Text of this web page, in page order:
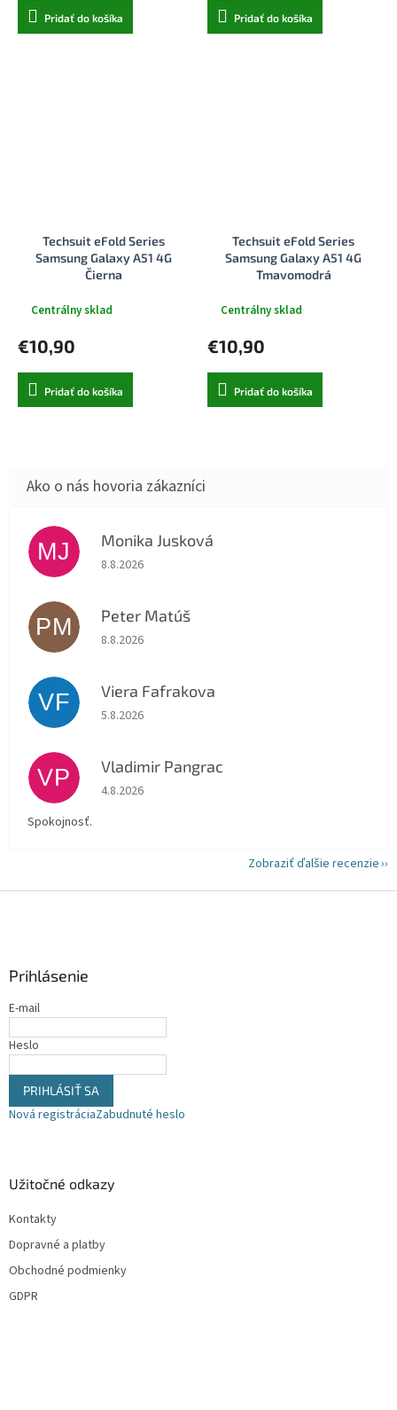
Pridať do košíka Pridať do košíka
Techsuit eFold Series
Samsung Galaxy A51 4G
Čierna
Centrálny sklad
€10,90
Pridať do košíka
Techsuit eFold Series
Samsung Galaxy A51 4G
Tmavomodrá
Centrálny sklad
€10,90
Pridať do košíka
MJ Monika Jusková
Hodnotenie obchodu je 5 z 5 hviezdičiek.
8.8.2026
PM Peter Matúš
Hodnotenie obchodu je 5 z 5 hviezdičiek.
8.8.2026
VF Viera Fafrakova
Hodnotenie obchodu je 5 z 5 hviezdičiek.
5.8.2026
VP Vladimir Pangrac
Hodnotenie obchodu je 5 z 5 hviezdičiek.
4.8.2026
Spokojnosť.
Zobraziť ďalšie recenzie
Prihlásenie
E-mail
Heslo
PRIHLÁSIŤ SA
Nová registráciaZabudnuté heslo
Užitočné odkazy
Kontakty
Dopravné a platby
Obchodné podmienky
GDPR